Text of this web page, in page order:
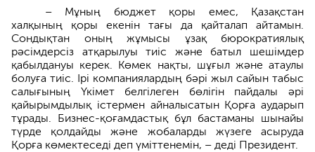
– Мұның бюджет қоры емес, Қазақстан
халқының қоры екенін тағы да қайталап айтамын.
Сондықтан оның жұмысы ұзақ бюрократиялық
рәсімдерсіз атқарылуы тиіс және батыл шешімдер
қабылдануы керек. Көмек нақты, шұғыл және атаулы
болуға тиіс. Ірі компаниялардың бәрі жыл сайын табыс
салығының Үкімет белгілеген бөлігін пайдалы әрі
қайырымдылық істермен айналысатын Қорға аударып
тұрады. Бизнес-қоғамдастық бұл бастаманы шынайы
түрде қолдайды және жобаларды жүзеге асыруда
Қорға көмектеседі деп үміттенемін, – деді Президент.